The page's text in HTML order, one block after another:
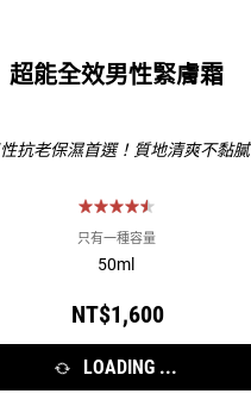
超能全效男性緊膚霜
抗老保濕首選！質地清爽不黏膩
只有一種容量
50ml
NT$1,600
LOADING ...